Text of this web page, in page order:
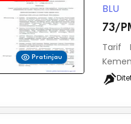
Pratinjau
BLU
73/
Tarif